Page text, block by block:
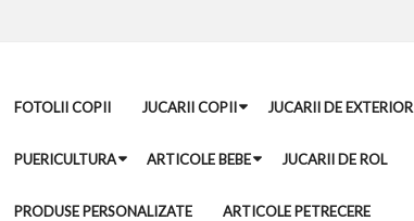
FOTOLII COPII JUCARII COPII JUCARII DE EXTERIOR
PUERICULTURA ARTICOLE BEBE JUCARII DE ROL
PRODUSE PERSONALIZATE ARTICOLE PETRECERE